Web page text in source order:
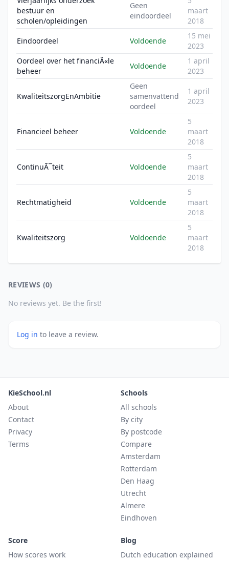
bestuur en
scholen/opleidingen
Geen
eindoordeel
maart
2018
Eindoordeel Voldoende
15 mei
2023
Oordeel over het financiÃ«le
beheer
Voldoende
1 april
2023
KwaliteitszorgEnAmbitie
Geen
samenvattend
oordeel
1 april
2023
Financieel beheer Voldoende
5
maart
2018
ContinuÃ¯teit Voldoende
5
maart
2018
Rechtmatigheid Voldoende
5
maart
2018
Kwaliteitszorg Voldoende
5
maart
2018
REVIEWS (0)
No reviews yet. Be the first!
Log in to leave a review.
KieSchool.nl
About
Contact
Privacy
Terms
Schools
All schools
By city
By postcode
Compare
Amsterdam
Rotterdam
Den Haag
Utrecht
Almere
Eindhoven
Score
How scores work
Blog
Dutch education explained